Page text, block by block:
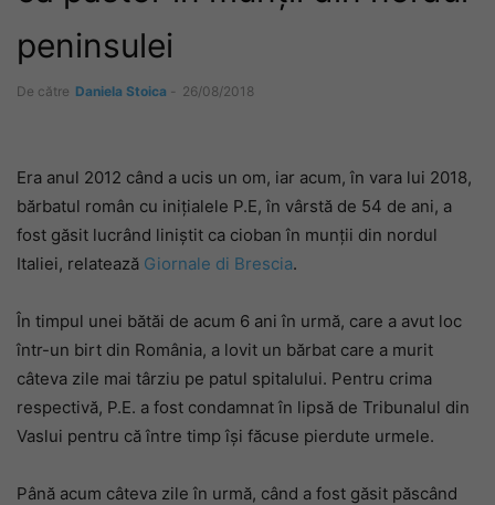
peninsulei
De către Daniela Stoica - 26/08/2018
Era anul 2012 când a ucis un om, iar acum, în vara lui 2018,
bărbatul român cu inițialele P.E, în vârstă de 54 de ani, a
fost găsit lucrând liniștit ca cioban în munții din nordul
Italiei, relatează Giornale di Brescia.
În timpul unei bătăi de acum 6 ani în urmă, care a avut loc
într-un birt din România, a lovit un bărbat care a murit
câteva zile mai târziu pe patul spitalului. Pentru crima
respectivă, P.E. a fost condamnat în lipsă de Tribunalul din
Vaslui pentru că între timp își făcuse pierdute urmele.
Până acum câteva zile în urmă, când a fost găsit păscând